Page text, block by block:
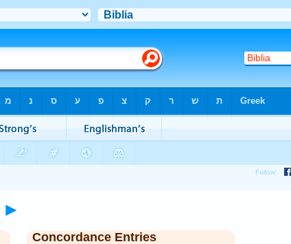
►
Concordance Entries